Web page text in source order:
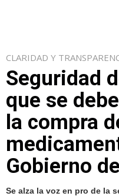
CLARIDAD Y
Seguridad
que se
la compra
Gobierno
Se alza la voz en pro de la